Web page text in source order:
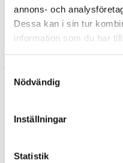
annons- och
Dessa kan i sin tur
information som du har
Samtyckesval
Nödvändig
Inställningar
Statistik
Teddykompaniets Nallar
Gosedjur